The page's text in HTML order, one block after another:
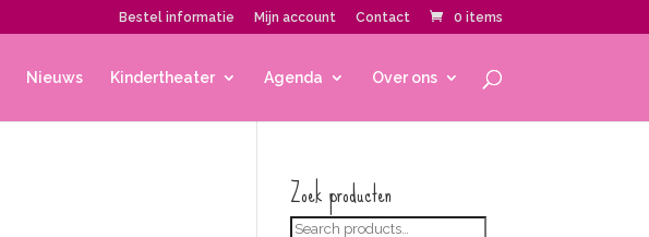
Bestel informatie Mijn account Contact 0 items
Nieuws Kindertheater Agenda Over ons
Zoek producten
Zoeken